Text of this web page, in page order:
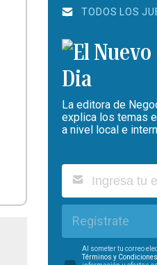
TODOS LOS
La editora de
explica los temas
a nivel local e
Regístrate
Al someter tu correo
Términos y Condiciones